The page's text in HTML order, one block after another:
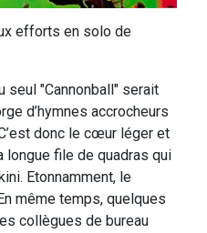
efforts en solo de
seul "Cannonball" serait
d’hymnes accrocheurs
donc le cœur léger et
longue file de quadras qui
Etonnamment, le
même temps, quelques
collègues de bureau